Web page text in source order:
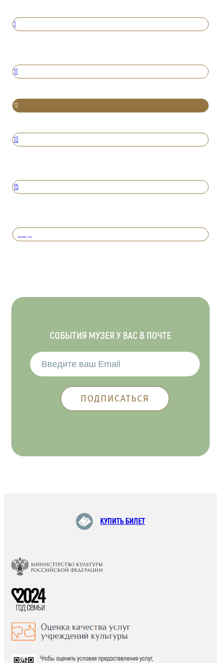
1
11
12
13
15
СОБЫТИЯ МУЗЕЯ У ВАС В ПОЧТЕ
КУПИТЬ БИЛЕТ
Чтобы оценить условия предоставления услуг,